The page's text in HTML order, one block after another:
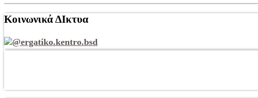
Κοινωνικά ΔΙκτυα
@ergatiko.kentro.bsd